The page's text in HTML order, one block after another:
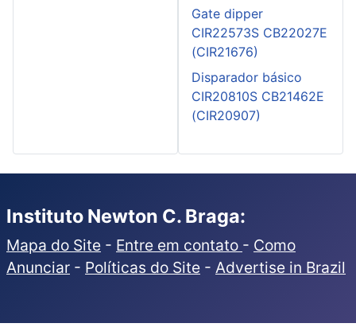
Gate dipper
CIR22573S CB22027E
(CIR21676)
Disparador básico
CIR20810S CB21462E
(CIR20907)
Instituto Newton C. Braga:
Mapa do Site - Entre em contato - Como
Anunciar - Políticas do Site - Advertise in Brazil